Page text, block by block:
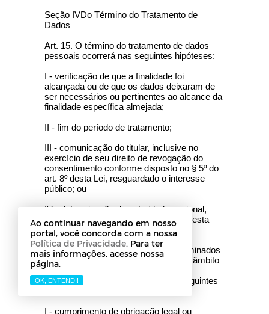
Seção IVDo Término do Tratamento de
Dados
Art. 15. O término do tratamento de dados
pessoais ocorrerá nas seguintes hipóteses:
I - verificação de que a finalidade foi
alcançada ou de que os dados deixaram de
ser necessários ou pertinentes ao alcance da
finalidade específica almejada;
II - fim do período de tratamento;
III - comunicação do titular, inclusive no
exercício de seu direito de revogação do
consentimento conforme disposto no § 5º do
art. 8º desta Lei, resguardado o interesse
público; ou
IV - determinação da autoridade nacional,
quando houver violação ao disposto nesta
Lei.
Art. 16. Os dados pessoais serão eliminados
após o término de seu tratamento, no âmbito
e nos limites técnicos das atividades,
autorizada a conservação para as seguintes
I - cumprimento de obrigação legal ou
Ao continuar navegando em nosso
portal, você concorda com a nossa
Política de Privacidade. Para ter
mais informações, acesse nossa
página.
OK, ENTENDI!